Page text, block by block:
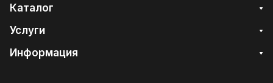
Каталог
Услуги
Информация